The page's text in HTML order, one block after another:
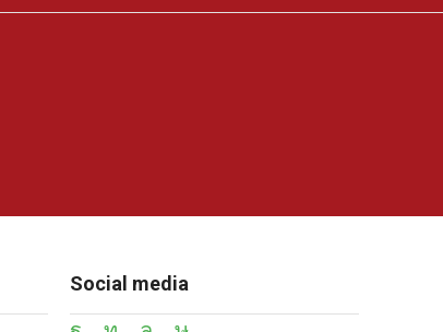
Social media